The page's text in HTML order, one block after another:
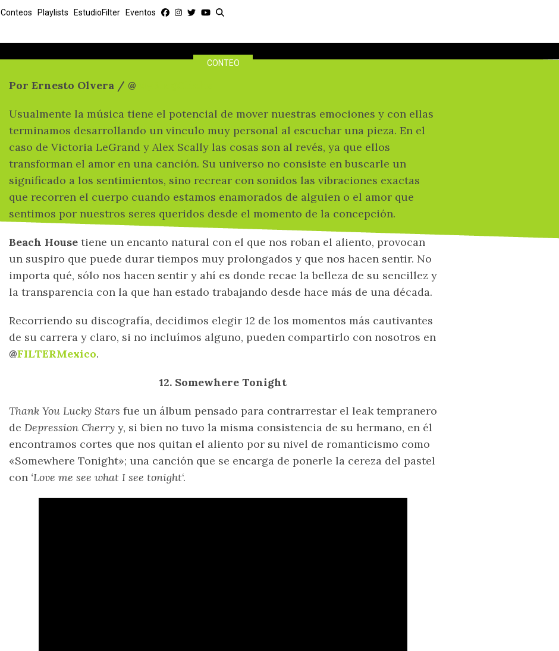
Conteos Playlists EstudioFilter Eventos
CONTEO
Por Ernesto Olvera / @
Usualmente la música tiene el potencial de mover nuestras emociones y con ellas
terminamos desarrollando un vinculo muy personal al escuchar una pieza. En el
caso de Victoria LeGrand y Alex Scally las cosas son al revés, ya que ellos
transforman el amor en una canción. Su universo no consiste en buscarle un
significado a los sentimientos, sino recrear con sonidos las vibraciones exactas
que recorren el cuerpo cuando estamos enamorados de alguien o el amor que
sentimos por nuestros seres queridos desde el momento de la concepción.
Beach House tiene un encanto natural con el que nos roban el aliento, provocan
un suspiro que puede durar tiempos muy prolongados y que nos hacen sentir. No
importa qué, sólo nos hacen sentir y ahí es donde recae la belleza de su sencillez y
la transparencia con la que han estado trabajando desde hace más de una década.
Recorriendo su discografía, decidimos elegir 12 de los momentos más cautivantes
de su carrera y claro, si no incluímos alguno, pueden compartirlo con nosotros en
@FILTERMexico.
12. Somewhere Tonight
Thank You Lucky Stars fue un álbum pensado para contrarrestar el leak tempranero
de Depression Cherry y, si bien no tuvo la misma consistencia de su hermano, en él
encontramos cortes que nos quitan el aliento por su nivel de romanticismo como
«Somewhere Tonight»; una canción que se encarga de ponerle la cereza del pastel
con ‘Love me see what I see tonight‘.